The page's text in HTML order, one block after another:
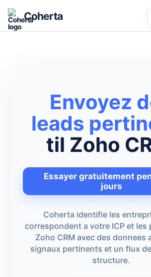
Coherta
Envoyez
leads
til Zoho
Essayer gratuitement
jours
Coherta identifie les
correspondent a votre ICP et les
Zoho CRM avec des donnees
signaux pertinents et un flux
structure.